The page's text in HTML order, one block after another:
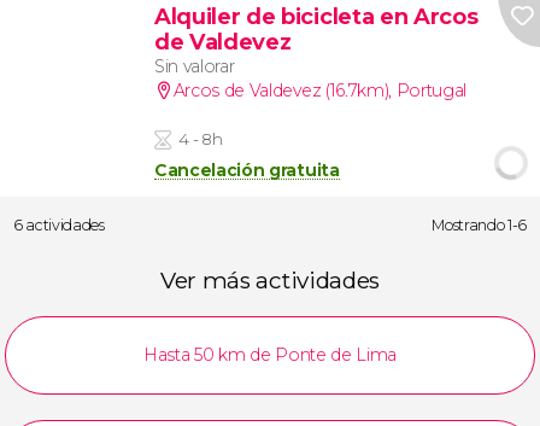
Alquiler de bicicleta en Arcos
de Valdevez
Sin valorar
Arcos de Valdevez (16.7km), Portugal
4 - 8h
Cancelación gratuita
6 actividades Mostrando 1-6
Ver más actividades
Hasta 50 km de Ponte de Lima